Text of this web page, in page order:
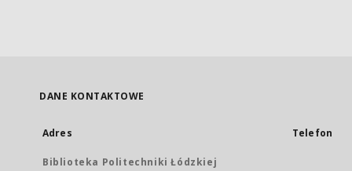
DANE KONTAKTOWE
Adres
Biblioteka Politechniki Łódzkiej
Telefon